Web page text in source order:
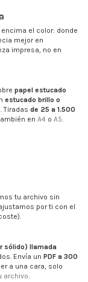
encima el color: donde
mejor en
impresa, no en
papel estucado
estucado brillo o
Tiradas de 25 a 1.500
en A4 o A5.
tu archivo sin
por ti con el
sólido) llamada
Envía un PDF a 300
a una cara, solo
archivo